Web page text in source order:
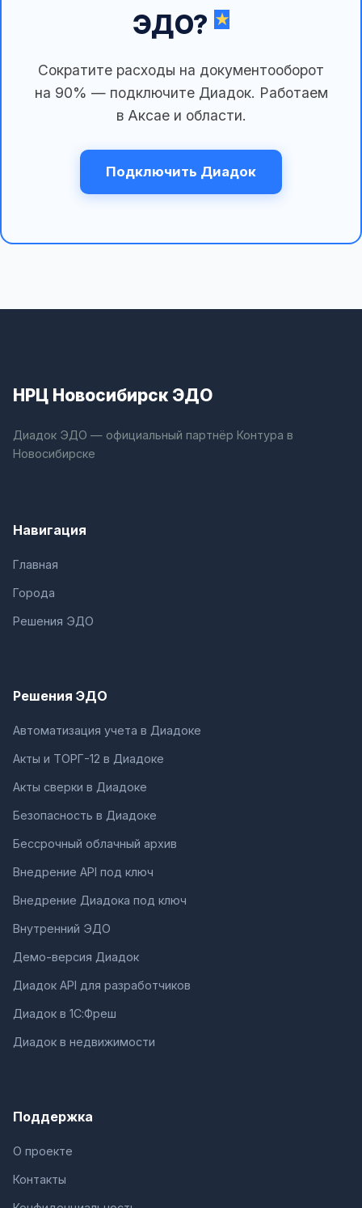
ЭДО?
Сократите расходы на документооборот
на 90% — подключите Диадок. Работаем
в Аксае и области.
Подключить Диадок
НРЦ Новосибирск ЭДО
Диадок ЭДО — официальный партнёр Контура в
Новосибирске
Навигация
Главная
Города
Решения ЭДО
Решения ЭДО
Автоматизация учета в Диадоке
Акты и ТОРГ-12 в Диадоке
Акты сверки в Диадоке
Безопасность в Диадоке
Бессрочный облачный архив
Внедрение API под ключ
Внедрение Диадока под ключ
Внутренний ЭДО
Демо-версия Диадок
Диадок API для разработчиков
Диадок в 1С:Фреш
Диадок в недвижимости
Поддержка
О проекте
Контакты